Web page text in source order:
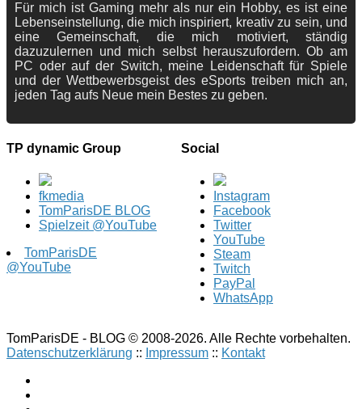
Für mich ist Gaming mehr als nur ein Hobby, es ist eine
Lebenseinstellung, die mich inspiriert, kreativ zu sein, und
eine Gemeinschaft, die mich motiviert, ständig
dazuzulernen und mich selbst herauszufordern. Ob am
PC oder auf der Switch, meine Leidenschaft für Spiele
und der Wettbewerbsgeist des eSports treiben mich an,
jeden Tag aufs Neue mein Bestes zu geben.
TP dynamic Group
fkmedia
TomParisDE BLOG
Spielzeit @YouTube
TomParisDE
@YouTube
Social
Instagram
Facebook
Twitter
YouTube
Steam
Twitch
PayPal
WhatsApp
TomParisDE - BLOG © 2008-2026. Alle Rechte vorbehalten.
Datenschutzerklärung :: Impressum :: Kontakt